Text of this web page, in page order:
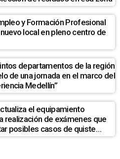
y Formación Profesional
local en pleno centro de
departamentos de la región
de una jornada en el marco del
Medellín”
el equipamiento
realización de exámenes que
posibles casos de quiste
en la población de La Pedrera